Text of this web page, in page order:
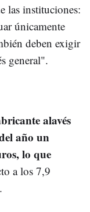
las instituciones:
únicamente
deben exigir
general".
alavés
año un
lo que
a los 7,9